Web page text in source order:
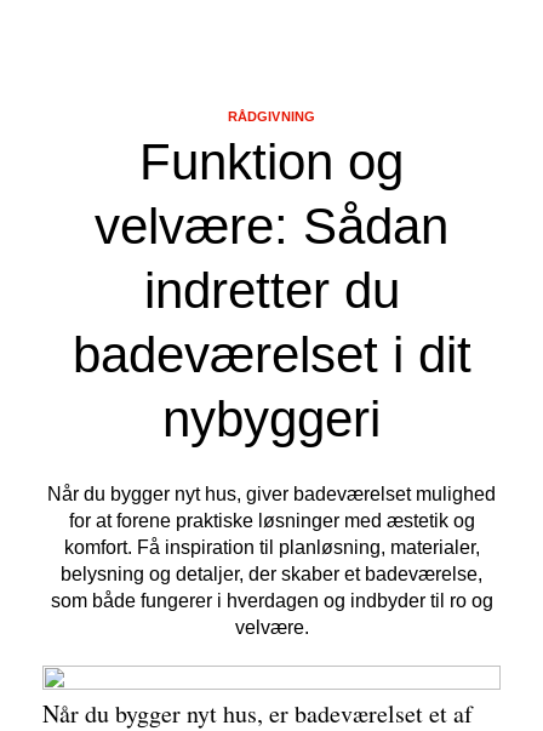
Funktion og
velvære: Sådan
indretter du
badeværelset i dit
nybyggeri
RÅDGIVNING
Når du bygger nyt hus, giver badeværelset mulighed
for at forene praktiske løsninger med æstetik og
komfort. Få inspiration til planløsning, materialer,
belysning og detaljer, der skaber et badeværelse,
som både fungerer i hverdagen og indbyder til ro og
velvære.
Når du bygger nyt hus, er badeværelset et af